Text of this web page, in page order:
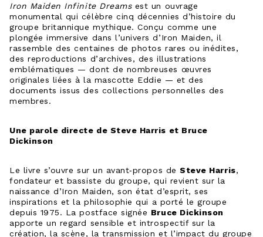
Iron Maiden Infinite Dreamsest un ouvrage
monumental qui célèbre cinq décennies d’histoire du
groupe britannique mythique. Conçu comme une
plongée immersive dans l’univers d’Iron Maiden, il
rassemble des centaines de photos rares ou inédites,
des reproductions d’archives, des illustrations
emblématiques — dont de nombreuses œuvres
originales liées à la mascotte Eddie — et des
documents issus des collections personnelles des
membres.
Une parole directe de Steve Harris et Bruce
Dickinson
Le livre s’ouvre sur un avant‑propos deSteve Harris,
fondateur et bassiste du groupe, qui revient sur la
naissance d’Iron Maiden, son état d’esprit, ses
inspirations et la philosophie qui a porté le groupe
depuis 1975. La postface signée Bruce Dickinson
apporte un regard sensible et introspectif sur la
création, la scène, la transmission et l’impact du groupe